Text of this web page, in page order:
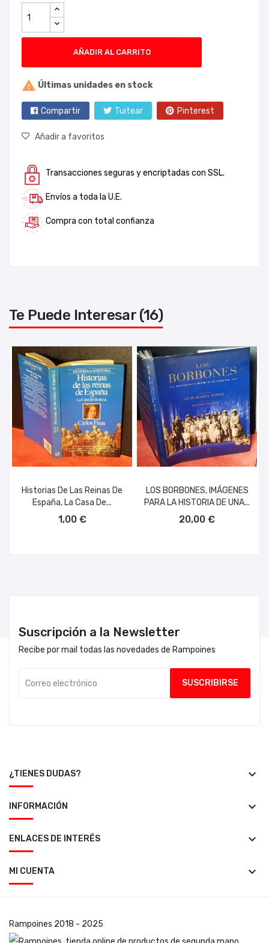
AÑADIR AL CARRITO
 Últimas unidades en stock
Compartir Tuitear Pinterest
Añadir a favoritos
Transacciones seguras y encriptadas con SSL.
Envíos a toda la U.E.
Compra con total confianza
Te Puede Interesar (16)
Historias De Las Reinas De
España, La Casa De...
1,00 €
LOS BORBONES, IMÁGENES
PARA LA HISTORIA DE UNA...
20,00 €
Suscripción a la Newsletter
Recibe por mail todas las novedades de Rampoines
¿TIENES DUDAS? keyboard_arrow_down
INFORMACIÓN keyboard_arrow_down
ENLACES DE INTERÉS keyboard_arrow_down
MI CUENTA keyboard_arrow_down
Rampoines 2018 - 2025